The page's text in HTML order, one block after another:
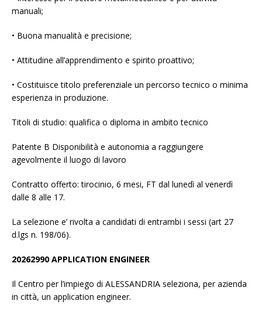
manuali;
• Buona manualità e precisione;
• Attitudine all’apprendimento e spirito proattivo;
• Costituisce titolo preferenziale un percorso tecnico o minima
esperienza in produzione.
Titoli di studio: qualifica o diploma in ambito tecnico
Patente B Disponibilità e autonomia a raggiungere
agevolmente il luogo di lavoro
Contratto offerto: tirocinio, 6 mesi, FT dal lunedì al venerdì
dalle 8 alle 17.
La selezione e’ rivolta a candidati di entrambi i sessi (art 27
d.lgs n. 198/06).
20262990 APPLICATION ENGINEER
Il Centro per l’impiego di ALESSANDRIA seleziona, per azienda
in città, un application engineer.